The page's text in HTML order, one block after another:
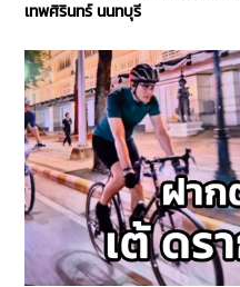
เทพศิรินทร์ นนทบุรี